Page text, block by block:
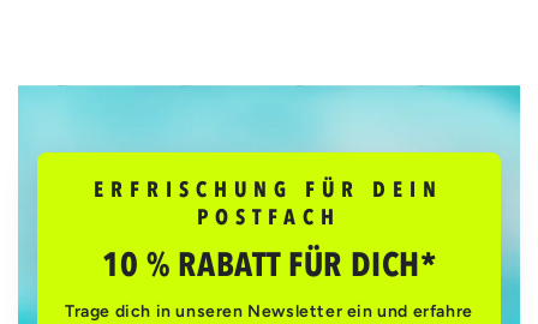
ERFRISCHUNG FÜR DEIN
POSTFACH
10 % RABATT FÜR DICH*
Trage dich in unseren Newsletter ein und erfahre